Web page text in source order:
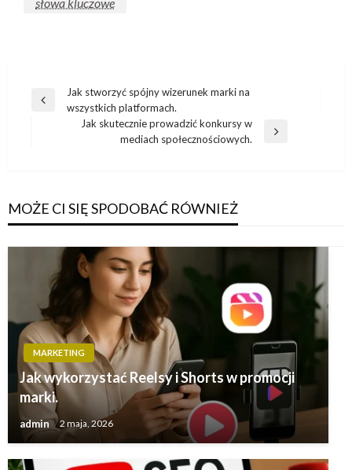
Nawigacja
wpisu
Poprzedni
Jak stworzyć spójny wizerunek marki na
wszystkich platformach.
Jak skutecznie prowadzić konkursy w
mediach społecznościowych.
MOŻE CI SIĘ SPODOBAĆ RÓWNIEŻ
MARKETING
Jak wykorzystać Reelsy i Shorts w promocji
marki.
admin 2 maja, 2026